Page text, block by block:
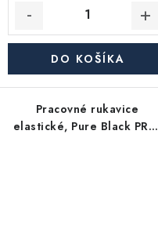
DO KOŠÍKA
Pracovné rukavice
elastické, Pure Black PRO,